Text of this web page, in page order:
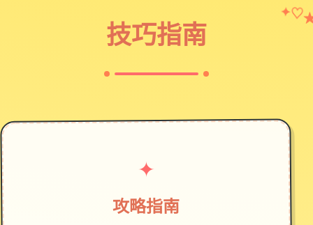
技巧指南
✦♡
✦
攻略指南